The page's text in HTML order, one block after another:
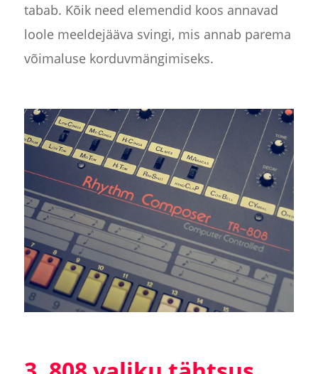
tabab. Kõik need elemendid koos annavad
loole meeldejääva svingi, mis annab parema
võimaluse korduvmängimiseks.